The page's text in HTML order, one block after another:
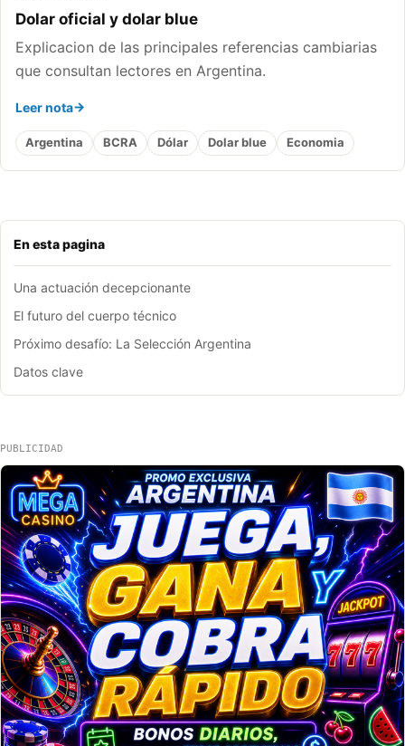
En esta pagina
Una actuación decepcionante
El futuro del cuerpo técnico
Próximo desafío: La Selección Argentina
Datos clave
Dolar oficial y dolar blue
Explicacion de las principales referencias cambiarias
que consultan lectores en Argentina.
Leer nota
Argentina BCRA Dólar Dolar blue Economia
PUBLICIDAD